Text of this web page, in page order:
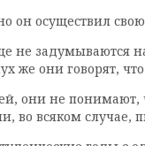
он осуществил
не задумываются
же они говорят,
они не понимают,
во всяком случае,